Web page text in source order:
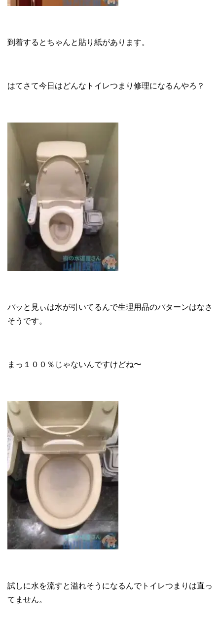
到着するとちゃんと貼り紙があります。
はてさて今日はどんなトイレつまり修理になるんやろ？
パッと見ぃは水が引いてるんで生理用品のパターンはなさ
そうです。
まっ１００％じゃないんですけどね〜
試しに水を流すと溢れそうになるんでトイレつまりは直っ
てません。